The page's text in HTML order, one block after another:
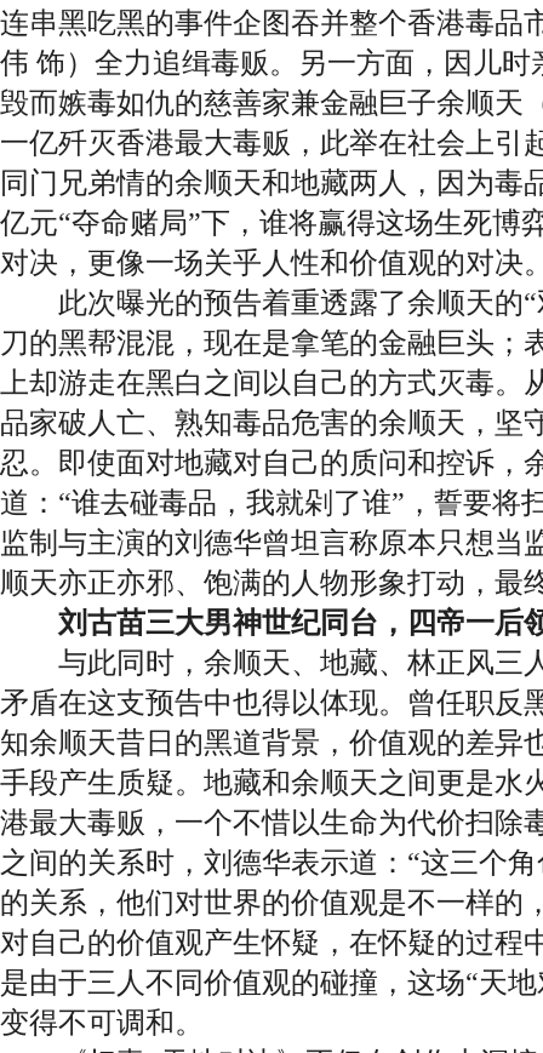
连串黑吃黑的事件企图吞并整个香港毒品
伟 饰）全力追缉毒贩。另一方面，因儿
毁而嫉毒如仇的慈善家兼金融巨子余顺天
一亿歼灭香港最大毒贩，此举在社会上引
同门兄弟情的余顺天和地藏两人，因为毒
亿元“夺命赌局”下，谁将赢得这场生死博
对决，更像一场关乎人性和价值观的对决
此次曝光的预告着重透露了余顺天的
刀的黑帮混混，现在是拿笔的金融巨头；
上却游走在黑白之间以自己的方式灭毒。
品家破人亡、熟知毒品危害的余顺天，坚
忍。即使面对地藏对自己的质问和控诉，
道：“谁去碰毒品，我就剁了谁”，誓要将
监制与主演的刘德华曾坦言称原本只想当
顺天亦正亦邪、饱满的人物形象打动，最
刘古苗三大男神世纪同台，四帝一后
与此同时，余顺天、地藏、林正风三
矛盾在这支预告中也得以体现。曾任职反
知余顺天昔日的黑道背景，价值观的差异
手段产生质疑。地藏和余顺天之间更是
港最大毒贩，一个不惜以生命为代价扫除
之间的关系时，刘德华表示道：“这三个
的关系，他们对世界的价值观是不一样的
对自己的价值观产生怀疑，在怀疑的过程
是由于三人不同价值观的碰撞，这场“天
变得不可调和。